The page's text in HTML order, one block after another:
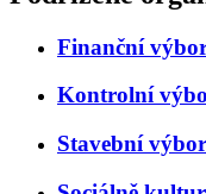
Finanční
Kontrolní
Stavební